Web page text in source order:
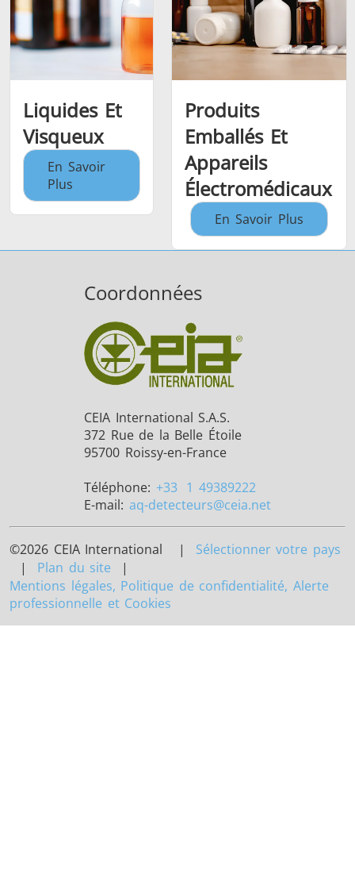
Liquides Et
Visqueux
En Savoir
Plus
Produits
Emballés Et
Appareils
Électromédicaux
En Savoir Plus
Coordonnées
CEIA International S.A.S.
372 Rue de la Belle Étoile
95700 Roissy-en-France
Téléphone: +33 1 49389222
E-mail: aq-detecteurs@ceia.net
©2026 CEIA International | Sélectionner votre pays
| Plan du site |
Mentions légales, Politique de confidentialité, Alerte
professionnelle et Cookies